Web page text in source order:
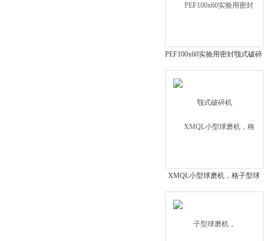
PEF100x60实验用密封颚式破碎
机
XMQL小型球磨机，格子型球
磨机，XMQL420*450型球磨机